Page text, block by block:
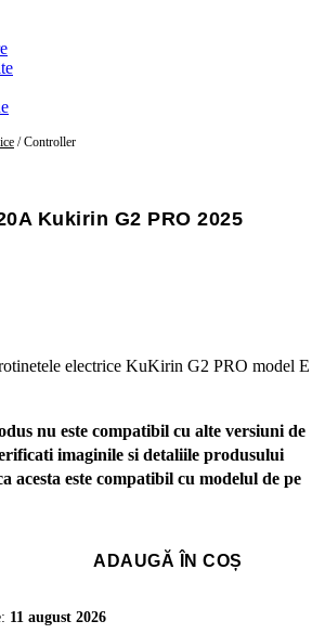
/ Controller
Kukirin G2 PRO 2025
electrice KuKirin G2 PRO model E
nu este compatibil cu alte versiuni de
imaginile si detaliile produsului
acesta este compatibil cu modelul de pe
ADAUGĂ ÎN COȘ
11 august 2026